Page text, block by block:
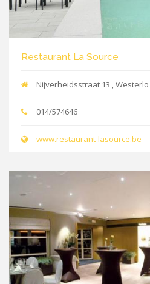
Restaurant La Source
Nijverheidsstraat 13 , Westerlo
014/574646
www.restaurant-lasource.be